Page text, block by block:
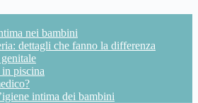
nei bambini
dettagli che fanno la differenza
piscina
intima dei bambini